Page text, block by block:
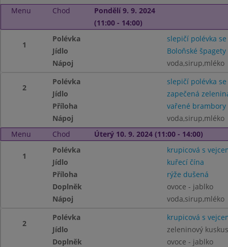
Menu Chod
Pondělí 9. 9. 2024
(11:00 - 14:00)
1
Polévka
slepičí polévka
Jídlo
Boloňské špagety
Nápoj
voda,sirup,mléko
2
Polévka
slepičí polévka
Jídlo
zapečená
Příloha
vařené brambory
Nápoj
voda,sirup,mléko
Menu
Chod Úterý 10. 9. 2024 (11:00 - 14:00)
1
Polévka
krupicová s
Jídlo
kuřecí čína
Příloha
rýže dušená
Doplněk
ovoce - jablko
Nápoj
voda,sirup,mléko
2
Polévka
krupicová s
Jídlo
zeleninový
Doplněk
ovoce - jablko